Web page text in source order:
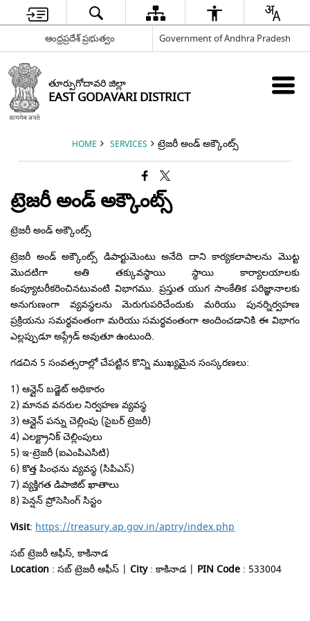
ఆంధ్రప్రదేశ్ ప్రభుత్వం Government of Andhra Pradesh
తూర్పుగోదావరి జిల్లా
EAST GODAVARI DISTRICT
HOME SERVICES ట్రెజరీ అండ్ అక్కౌంట్స్
ట్రెజరీ అండ్ అక్కౌంట్స్
ట్రెజరీ అండ్ అక్కౌంట్స్
ట్రెజరీ అండ్ అక్కౌంట్స్ డిపార్టుమెంటు అనేది దాని కార్యకలాపాలను మొట్ట
మొదటిగా అతి తక్కువస్థాయి స్థాయి కార్యాలయాలకు
కంప్యూటరీకరించినటువంటి విభాగము. ప్రస్తుత యుగ సాంకేతిక పరిజ్ఞానాలకు
అనుగుణంగా వ్యవస్థలను మెరుగుపరిచేందుకు మరియు పునర్నిర్వహణ
ప్రక్రియను సమర్థవంతంగా మరియు సమర్థవంతంగా అందించడానికి ఈ విభాగం
ఎల్లప్పుడూ అప్గ్రేడ్ అవుతూ ఉంటుంది.
గడచిన 5 సంవత్సరాల్లో చేపట్టిన కొన్ని ముఖ్యమైన సంస్కరణలు:
1) ఆన్లైన్ బడ్జెట్ అధికారం
2) మానవ వనరుల నిర్వహణ వ్యవస్థ
3) ఆన్లైన్ పన్ను చెల్లింపు (సైబర్ ట్రెజరీ)
4) ఎలక్ట్రానిక్ చెల్లింపులు
5) ఇ-ట్రెజరీ (ఐఎంపిఎసిటి)
6) కొత్త పింఛను వ్యవస్థ (సిపిఎస్)
7) వ్యక్తిగత డిపాజిట్ ఖాతాలు
8) పెన్షన్ ప్రోసెసింగ్ సిస్టం
Visit: https://treasury.ap.gov.in/aptry/index.php
సబ్ ట్రెజరీ ఆఫీస్, కాకినాడ
Location : సబ్ ట్రెజరీ ఆఫీస్ |City: కాకినాడ | PIN Code : 533004